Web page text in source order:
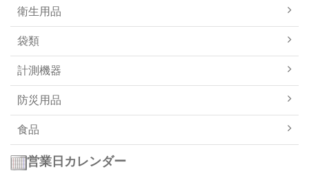
衛生用品
袋類
計測機器
防災用品
食品
営業日カレンダー